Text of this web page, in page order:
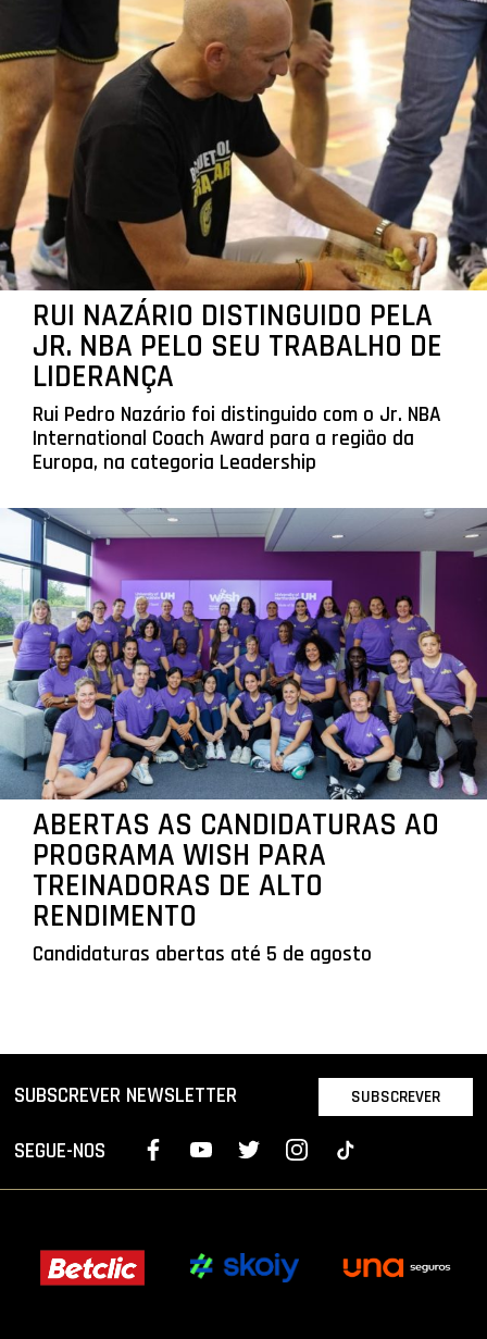
RUI NAZÁRIO DISTINGUIDO PELA
JR. NBA PELO SEU TRABALHO DE
LIDERANÇA
Rui Pedro Nazário foi distinguido com o Jr. NBA
International Coach Award para a região da
Europa, na categoria Leadership
ABERTAS AS CANDIDATURAS AO
PROGRAMA WISH PARA
TREINADORAS DE ALTO
RENDIMENTO
Candidaturas abertas até 5 de agosto
SUBSCREVER NEWSLETTER SUBSCREVER
SEGUE-NOS